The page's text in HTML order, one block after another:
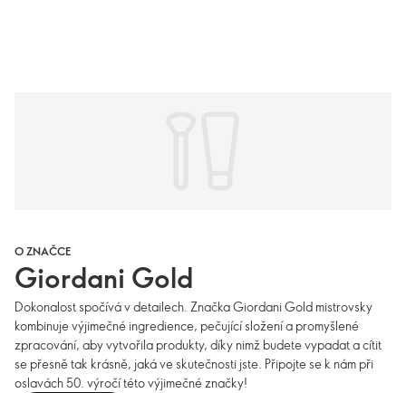
O ZNAČCE
Giordani Gold
Dokonalost spočívá v detailech. Značka Giordani Gold mistrovsky
kombinuje výjimečné ingredience, pečující složení a promyšlené
zpracování, aby vytvořila produkty, díky nimž budete vypadat a cítit
se přesně tak krásně, jaká ve skutečnosti jste. Připojte se k nám při
oslavách 50. výročí této výjimečné značky!